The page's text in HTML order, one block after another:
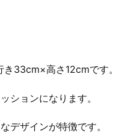
33cm×高さ12cmです。
ションになります。
デザインが特徴です。